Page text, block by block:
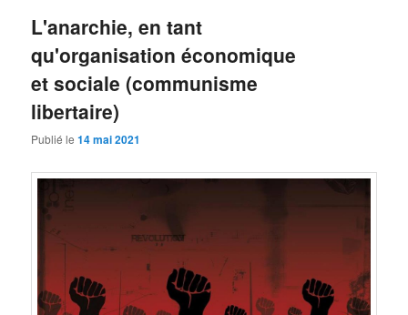
L'anarchie, en tant
qu'organisation économique
et sociale (communisme
libertaire)
Publié le14 mai 2021